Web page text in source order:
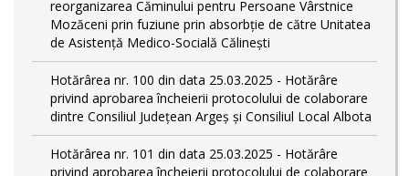
reorganizarea Căminului pentru Persoane Vârstnice
Mozăceni prin fuziune prin absorbție de către Unitatea
de Asistență Medico-Socială Călinești
Hotărârea nr. 100 din data 25.03.2025 - Hotărâre
privind aprobarea încheierii protocolului de colaborare
dintre Consiliul Județean Argeș și Consiliul Local Albota
Hotărârea nr. 101 din data 25.03.2025 - Hotărâre
privind aprobarea încheierii protocolului de colaborare